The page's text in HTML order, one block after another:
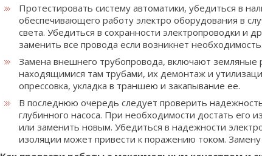
Протестировать систему автоматики, убедиться в
обеспечивающего работу электро оборудования в
света. Убедиться в сохранности электропроводки и
заменить все провода если возникнет необходимость.
Замена внешнего трубопровода, включают
находящимися там трубами, их демонтаж и
опреcсовка, укладка в траншею и закапывание ее.
В последнюю очередь следует проверить
глубинного насоса. При необходимости достать его
или заменить новым. Убедиться в надежности
изоляции может привести к поражению током. Замену